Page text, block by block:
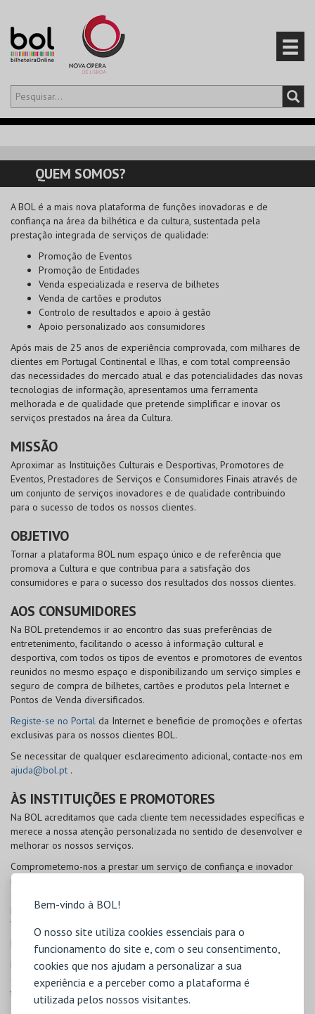
Bem-vindo à BOL!
O nosso site utiliza cookies essenciais para o
funcionamento do site e, com o seu consentimento,
cookies que nos ajudam a personalizar a sua
experiência e a perceber como a plataforma é
utilizada pelos nossos visitantes.
Olá,iniciar sessão
CARRINHO
EVENTOS
CARTÕES
PRODUTOS
QUEM SOMOS?
ABOLé a mais nova plataforma de funções inovadoras e de
confiança na área da bilhética e da cultura, sustentada pela
prestação integrada de serviços de qualidade:
Promoção de Eventos
Promoção de Entidades
Venda especializada e reserva de bilhetes
Venda de cartões e produtos
Controlo de resultados e apoio à gestão
Apoio personalizado aos consumidores
Após mais de 25 anos de experiência comprovada, com milhares de
clientes em Portugal Continental e Ilhas, e com total compreensão
das necessidades do mercado atual e das potencialidades das novas
tecnologias de informação, apresentamos uma ferramenta
melhorada e de qualidade que pretende simplificar e inovar os
serviços prestados na área da Cultura.
MISSÃO
Aproximar as Instituições Culturais e Desportivas, Promotores de
Eventos, Prestadores de Serviços e Consumidores Finais através de
um conjunto de serviços inovadores e de qualidade contribuindo
para o sucesso de todos os nossos clientes.
OBJETIVO
Tornar a plataforma BOLnum espaço único e de referência que
promova a Cultura e que contribua para a satisfação dos
consumidores e para o sucesso dos resultados dos nossos clientes.
AOS CONSUMIDORES
Na BOLpretendemos ir ao encontro das suas preferências de
entretenimento, facilitando o acesso à informação cultural e
desportiva, com todos os tipos de eventos e promotores de eventos
reunidos no mesmo espaço e disponibilizando um serviço simples e
seguro de compra de bilhetes, cartões e produtos pela Internet e
Pontos de Venda diversificados.
Registe-se no Portal da Internet e beneficie de promoções e ofertas
exclusivas para os nossos clientes BOL.
Se necessitar de qualquer esclarecimento adicional, contacte-nos em
ajuda@bol.pt .
ÀS INSTITUIÇÕES E PROMOTORES
Na BOLacreditamos que cada cliente tem necessidades específicas e
merece a nossa atenção personalizada no sentido de desenvolver e
melhorar os nossos serviços.
Comprometemo-nos a prestar um serviço de confiança e inovador
na sua gestão de eventos e produtos, trabalhando em parceria e em
possa oferecer aos seus clientes o melhor serviço de bilhética,
venda de produtos e de informação.
Para mais informações, contacte-nos em
No Portal daBOLna Internet é disponibilizada uma área própria para
cada Instituição, da sua responsabilidade, que permite apresentar
toda a história, informações e pessoas que contribuem para a
grandeza da entidade e promover os espetáculos e eventos que